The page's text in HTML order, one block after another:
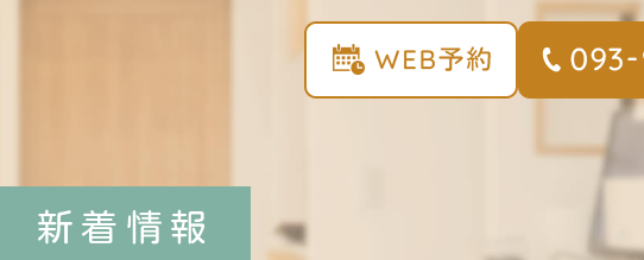
新着情報